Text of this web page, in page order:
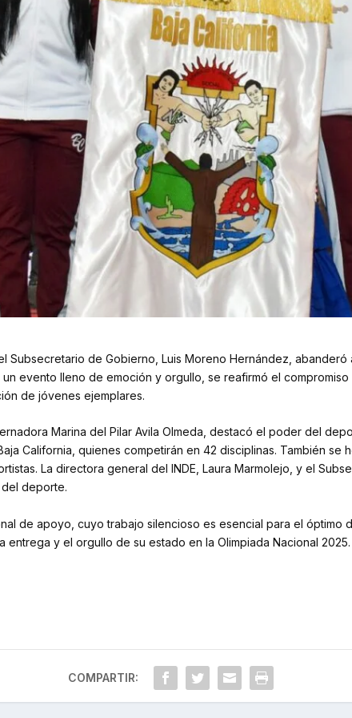
Subsecretario de Gobierno, Luis Moreno Hernández,
un evento lleno de emoción y orgullo, se reafirmó el
de jóvenes ejemplares.
Marina del Pilar Avila Olmeda, destacó el poder del
California, quienes competirán en 42 disciplinas. También
La directora general del INDE, Laura Marmolejo, y el
deporte.
de apoyo, cuyo trabajo silencioso es esencial para el óptimo
y el orgullo de su estado en la Olimpiada Nacional 2025.
COMPARTIR: